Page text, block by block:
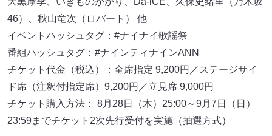
46）、秋山竜次（ロバート） 他
イベントハッシュタグ：#ナイナイ歌謡祭
番組ハッシュタグ：#ナインティナインANN
チケット代金（税込）：全席指定 9,200円／ステージサイ
ド席（注釈付指定席）9,200円／立見席 9,000円
チケット購入方法： 8月28日（木）25:00～9月7日（日）
23:59までチケット2次先行受付を実施（抽選方式）